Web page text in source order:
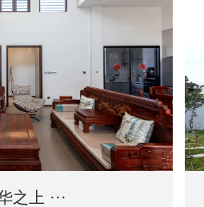
之上 ···